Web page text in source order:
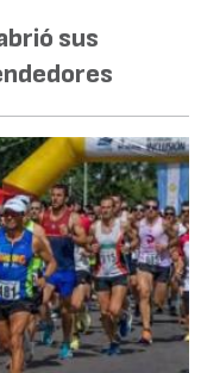
sus